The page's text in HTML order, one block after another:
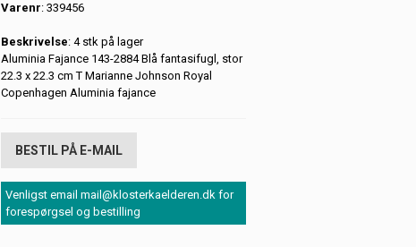
Varenr: 339456
Beskrivelse: 4 stk på lager
Aluminia Fajance 143-2884 Blå fantasifugl, stor
22.3 x 22.3 cm T Marianne Johnson Royal
Copenhagen Aluminia fajance
BESTIL PÅ E-MAIL
Venligst email mail@klosterkaelderen.dk for
forespørgsel og bestilling